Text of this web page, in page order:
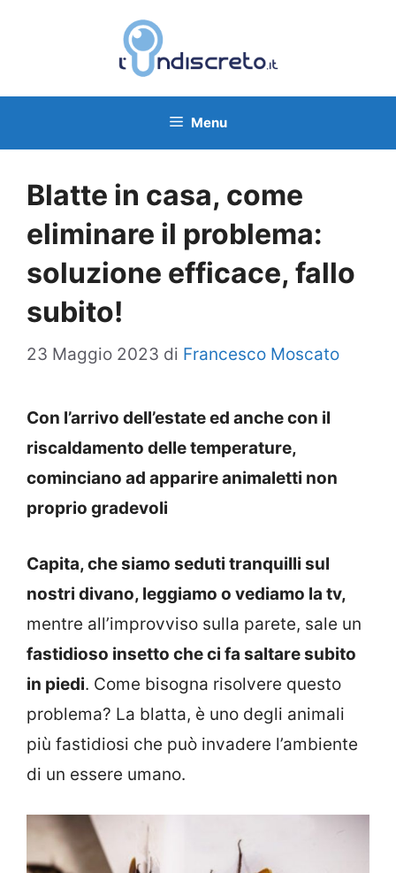
Menu
Blatte in casa, come
eliminare il problema:
soluzione efficace, fallo
subito!
23 Maggio 2023 di Francesco Moscato
Con l’arrivo dell’estate ed anche con il
riscaldamento delle temperature,
cominciano ad apparire animaletti non
proprio gradevoli
Capita, che siamo seduti tranquilli sul
nostri divano, leggiamo o vediamo la tv,
mentre all’improvviso sulla parete, sale un
fastidioso insetto che ci fa saltare subito
in piedi. Come bisogna risolvere questo
problema? La blatta, è uno degli animali
più fastidiosi che può invadere l’ambiente
di un essere umano.